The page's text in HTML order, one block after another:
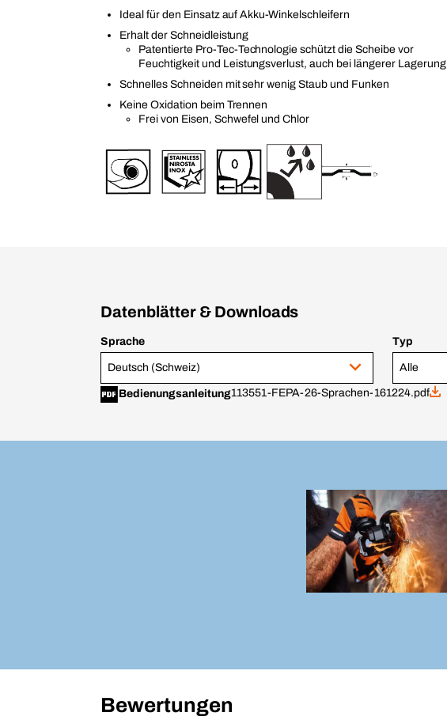
Ideal für den Einsatz auf Akku-Winkelschleifern
Erhalt der Schneidleistung
Patentierte Pro-Tec-Technologie schützt die Scheibe vor
Feuchtigkeit und Leistungsverlust, auch bei längerer Lagerung
Schnelles Schneiden mit sehr wenig Staub und Funken
Keine Oxidation beim Trennen
Frei von Eisen, Schwefel und Chlor
Datenblätter & Downloads
Sprache
Deutsch (Schweiz)
Typ
Alle
Bedienungsanleitung113551-FEPA-26-Sprachen-161224.pdf
Bewertungen